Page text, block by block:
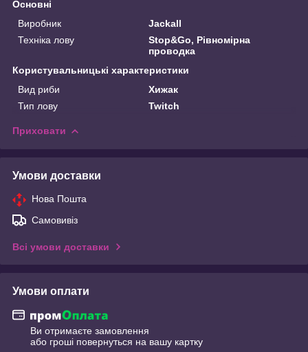
Основні
Виробник
Jackall
Техніка лову
Stop&Go, Рівномірна
проводка
Користувальницькі характеристики
Вид риби
Хижак
Тип лову
Twitch
Приховати
Умови доставки
Нова Пошта
Самовивіз
Всі умови доставки
Умови оплати
Ви отримаєте замовлення
або гроші повернуться на вашу картку